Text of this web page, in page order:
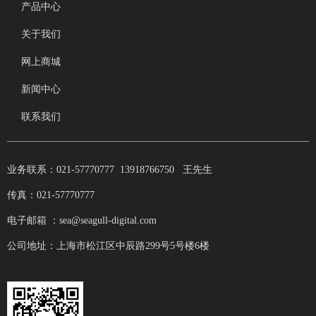
产品中心
关于我们
网上商城
新闻中心
联系我们
业务联系：021-57770777 13918766750 王先生
传真：021-57770777
电子邮箱 ：sea@seagull-digital.com
公司地址：上海市松江区中辰路299号5号楼6楼